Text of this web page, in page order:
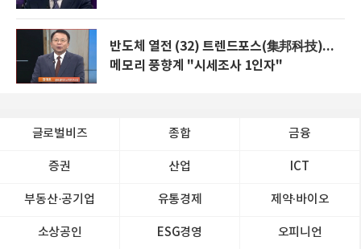
반도체 열전 (32) 트렌드포스(集邦科技)...
메모리 풍향계 "시세조사 1인자"
글로벌비즈 종합 금융
증권 산업 ICT
부동산·공기업 유통경제 제약∙바이오
소상공인 ESG경영 오피니언